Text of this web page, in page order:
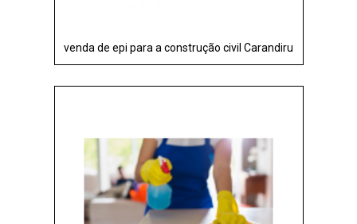
venda de epi para a construção civil Carandiru